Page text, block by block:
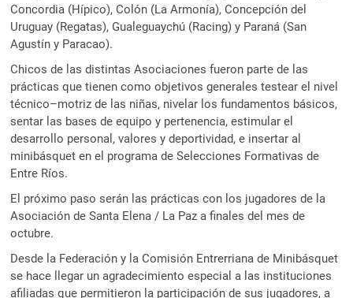
Concordia (Hípico), Colón (La Armonía), Concepción del
Uruguay (Regatas), Gualeguaychú (Racing) y Paraná (San
Agustín y Paracao).
Chicos de las distintas Asociaciones fueron parte de las
prácticas que tienen como objetivos generales testear el nivel
técnico–motriz de las niñas, nivelar los fundamentos básicos,
sentar las bases de equipo y pertenencia, estimular el
desarrollo personal, valores y deportividad, e insertar al
minibásquet en el programa de Selecciones Formativas de
Entre Ríos.
El próximo paso serán las prácticas con los jugadores de la
Asociación de Santa Elena / La Paz a finales del mes de
octubre.
Desde la Federación y la Comisión Entrerriana de Minibásquet
se hace llegar un agradecimiento especial a las instituciones
afiliadas que permitieron la participación de sus jugadores, a